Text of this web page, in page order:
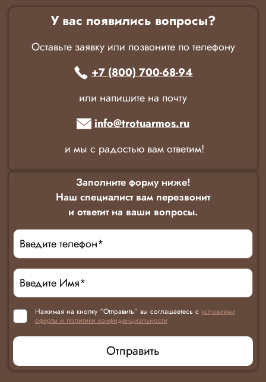
У вас появились вопросы?
Оставьте заявку или позвоните по телефону
+7 (800) 700-68-94
или напишите на почту
info@trotuarmos.ru
и мы с радостью вам ответим!
Заполните форму ниже!
Наш специалист вам перезвонит
и ответит на ваши вопросы.
Нажимая на кнопку “Отправить” вы соглашаетесь с условиями
оферты и политики конфиденциальности
Отправить